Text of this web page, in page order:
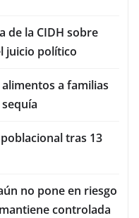
de la CIDH sobre
juicio político
a familias
tras 13
no pone en riesgo
controlada